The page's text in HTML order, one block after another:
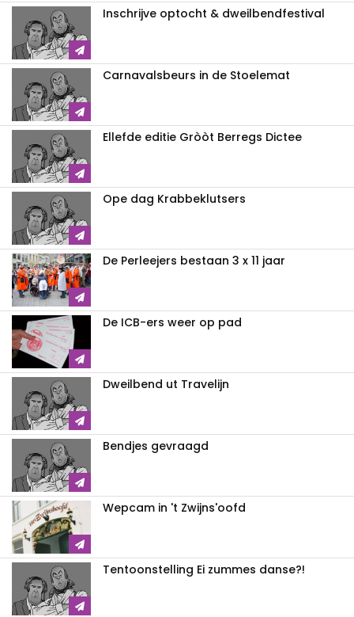
Inschrijve optocht & dweilbendfestival
Carnavalsbeurs in de Stoelemat
Ellefde editie Gròòt Berregs Dictee
Ope dag Krabbeklutsers
De Perleejers bestaan 3 x 11 jaar
De ICB-ers weer op pad
Dweilbend ut Travelijn
Bendjes gevraagd
Wepcam in 't Zwijns'oofd
Tentoonstelling Ei zummes danse?!